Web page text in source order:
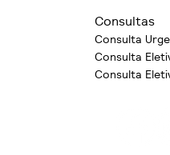
Consultas
Consulta
Consulta
Consulta